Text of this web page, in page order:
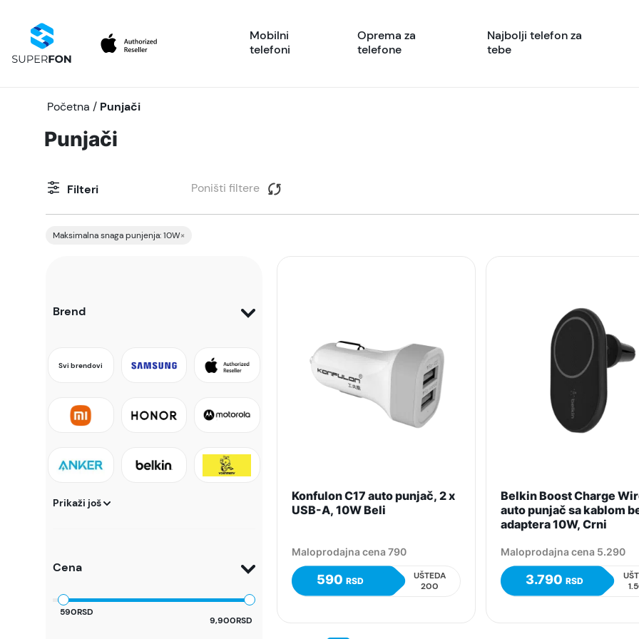
Mobilni
telefoni
Oprema za
telefone
Najbolji telefon za
tebe
Početna / Punjači
Punjači
Filteri Poništi filtere
Maksimalna snaga punjenja: 10W×
Brend
Svi brendovi
Prikaži još
Cena
590RSD
9,900RSD
Konfulon C17 auto punjač, 2 x
USB-A, 10W Beli
Maloprodajna cena 790
590 RSD
UŠTEDA
200
Belkin Boost Charge
auto punjač sa kablom
adaptera 10W, Crni
Maloprodajna cena 5.290
3.790RSD